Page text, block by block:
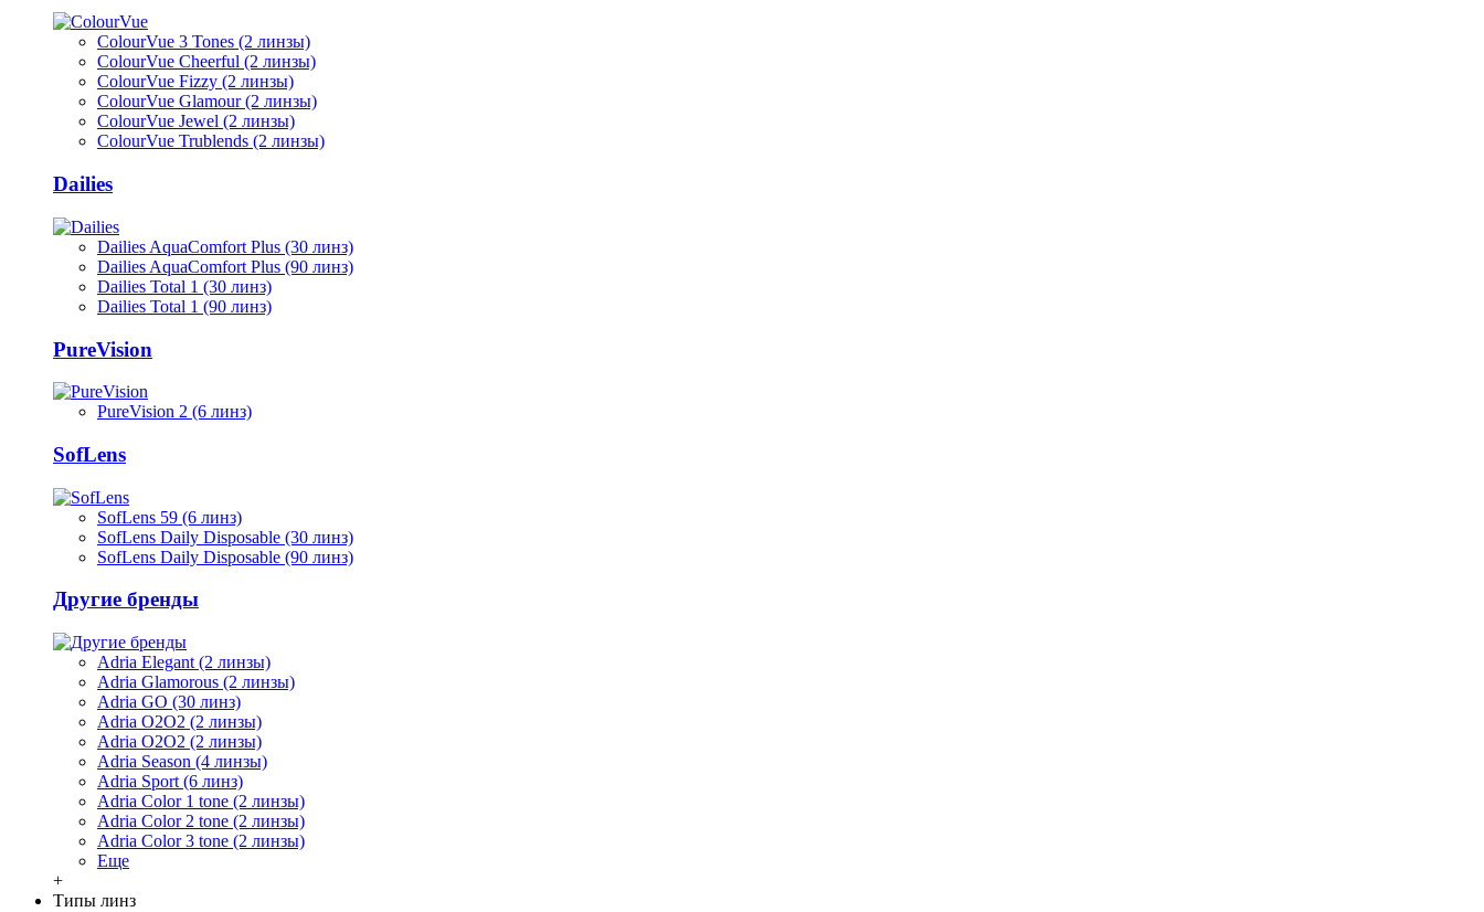
ColourVue 3 Tones (2 линзы)
ColourVue Cheerful (2 линзы)
ColourVue Fizzy (2 линзы)
ColourVue Glamour (2 линзы)
ColourVue Jewel (2 линзы)
ColourVue Trublends (2 линзы)
Dailies
Dailies AquaComfort Plus (30 линз)
Dailies AquaComfort Plus (90 линз)
Dailies Total 1 (30 линз)
Dailies Total 1 (90 линз)
PureVision
PureVision 2 (6 линз)
SofLens
SofLens 59 (6 линз)
SofLens Daily Disposable (30 линз)
SofLens Daily Disposable (90 линз)
Другие бренды
Adria Elegant (2 линзы)
Adria Glamorous (2 линзы)
Adria GO (30 линз)
Adria O2O2 (2 линзы)
Adria O2O2 (2 линзы)
Adria Season (4 линзы)
Adria Sport (6 линз)
Adria Сolor 1 tone (2 линзы)
Adria Сolor 2 tone (2 линзы)
Adria Сolor 3 tone (2 линзы)
Еще
+
Типы линз